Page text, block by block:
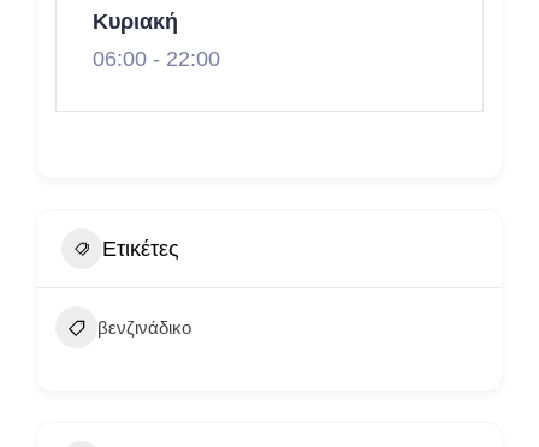
Κυριακή
06:00 - 22:00
Ετικέτες
βενζινάδικο